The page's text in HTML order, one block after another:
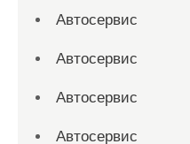
Автосервис
Автосервис
Автосервис
Автосервис